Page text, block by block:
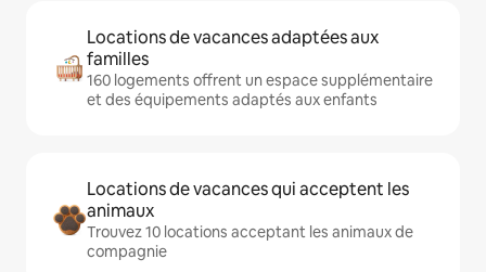
Locations de vacances adaptées aux
familles
160 logements offrent un espace supplémentaire
et des équipements adaptés aux enfants
Locations de vacances qui acceptent les
animaux
Trouvez 10 locations acceptant les animaux de
compagnie